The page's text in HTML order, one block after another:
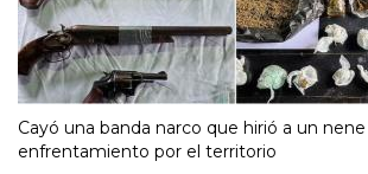
Cayó una banda narco que hirió a un
enfrentamiento por el territorio